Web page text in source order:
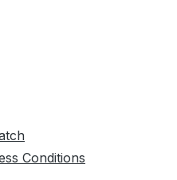
Conditions